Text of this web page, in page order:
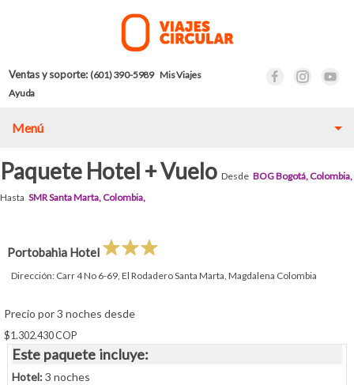
Ventas y soporte: (601) 390-5989 Mis Viajes
Ayuda
Menú
Paquete Hotel + Vuelo Desde BOG Bogotá, Colombia,
Hasta SMR Santa Marta, Colombia,
Portobahia Hotel
Dirección: Carr 4 No 6-69, El Rodadero Santa Marta, Magdalena Colombia
Precio por 3 noches desde
$1.302.430 COP
Este paquete incluye:
Hotel:3 noches